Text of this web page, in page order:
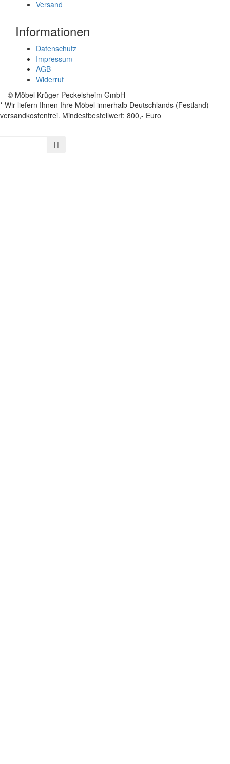
Versand
Informationen
Datenschutz
Impressum
AGB
Widerruf
© Möbel Krüger Peckelsheim GmbH
* Wir liefern Ihnen Ihre Möbel innerhalb Deutschlands (Festland)
versandkostenfrei. Mindestbestellwert: 800,- Euro